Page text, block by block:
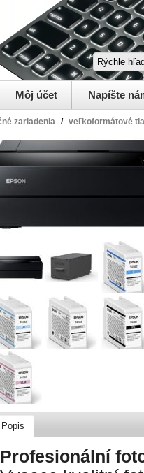
Môj účet Napíšte
zariadenia / veľkoformátové
Popis
Profesionální